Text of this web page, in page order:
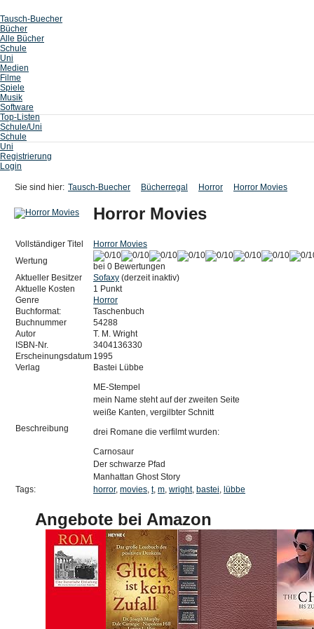
Tausch-Buecher
Bücher
Alle Bücher
Schule
Uni
Medien
Filme
Spiele
Musik
Software
Top-Listen
Schule/Uni
Schule
Uni
Registrierung
Login
Sie sind hier: Tausch-Buecher Bücherregal Horror Horror Movies
Horror Movies
Vollständiger Titel
Horror Movies
Wertung
bei 0 Bewertungen
Aktueller Besitzer
Sofaxy (derzeit inaktiv)
Aktuelle Kosten
1 Punkt
Genre
Horror
Buchformat:
Taschenbuch
Buchnummer
54288
Autor
T. M. Wright
ISBN-Nr.
3404136330
Erscheinungsdatum 1995
Verlag
Bastei Lübbe
Beschreibung
ME-Stempel
mein Name steht auf der zweiten Seite
weiße Kanten, vergilbter Schnitt
drei Romane die verfilmt wurden:
Carnosaur
Der schwarze Pfad
Manhattan Ghost Story
Tags:
horror, movies, t, m, wright, bastei, lübbe
Angebote bei Amazon